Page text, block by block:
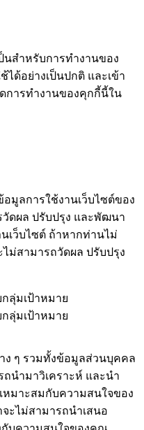
นสำหรับการทำงานของ
ได้อย่างเป็นปกติ และเข้า
การทำงานของคุกกี้นี้ใน
มูลการใช้งานเว็บไซต์ของ
ดผล ปรับปรุง และพัฒนา
เว็บไซต์ ถ้าหากท่านไม่
ไม่สามารถวัดผล ปรับปรุง
ลุ่มเป้าหมาย
ลุ่มเป้าหมาย
ง ๆ รวมทั้งข้อมูลส่วนบุคคล
ถนำมาวิเคราะห์ และนำ
หมาะสมกับความสนใจของ
ะไม่สามารถนำเสนอ